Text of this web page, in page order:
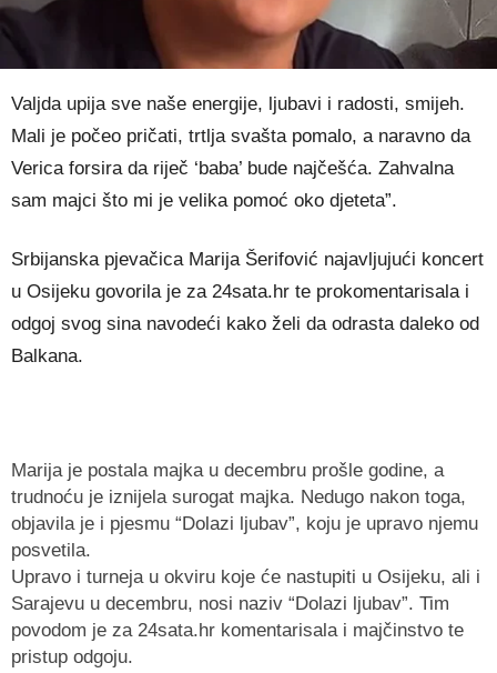
Valjda upija sve naše energije, ljubavi i radosti, smijeh.
Mali je počeo pričati, trtlja svašta pomalo, a naravno da
Verica forsira da riječ ‘baba’ bude najčešća. Zahvalna
sam majci što mi je velika pomoć oko djeteta”.
Srbijanska pjevačica Marija Šerifović najavljujući koncert
u Osijeku govorila je za 24sata.hr te prokomentarisala i
odgoj svog sina navodeći kako želi da odrasta daleko od
Balkana.
Marija je postala majka u decembru prošle godine, a
trudnoću je iznijela surogat majka. Nedugo nakon toga,
objavila je i pjesmu “Dolazi ljubav”, koju je upravo njemu
posvetila.
Upravo i turneja u okviru koje će nastupiti u Osijeku, ali i
Sarajevu u decembru, nosi naziv “Dolazi ljubav”. Tim
povodom je za 24sata.hr komentarisala i majčinstvo te
pristup odgoju.